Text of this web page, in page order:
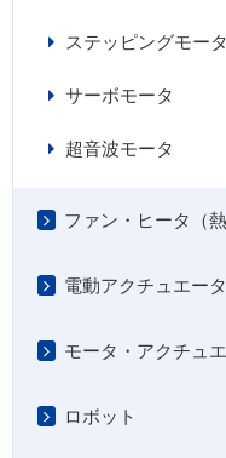
ステッピングモータ
サーボモータ
超音波モータ
ファン・ヒータ（
電動アクチュエータ
モータ・アクチュ
ロボット